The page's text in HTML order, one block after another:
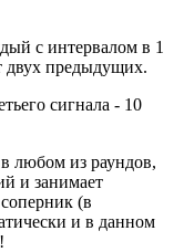
с интервалом в 1
двух предыдущих.
сигнала - 10
любом из раундов,
и занимает
(в
и в данном